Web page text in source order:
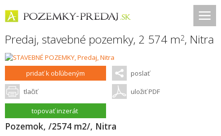
Predaj, stavebné pozemky, 2 574 m2, Nitra
pridať k obľúbeným poslať
tlačiť uložiť PDF
topovať inzerát
Pozemok, /2574 m2/, Nitra